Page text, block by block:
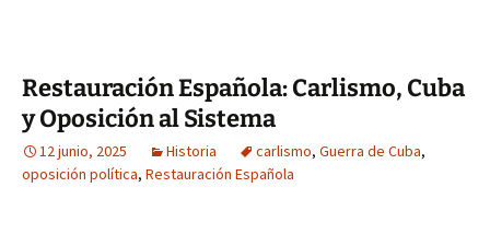
Restauración Española: Carlismo, Cuba
y Oposición al Sistema
12 junio, 2025 Historia carlismo, Guerra de Cuba,
oposición política, Restauración Española